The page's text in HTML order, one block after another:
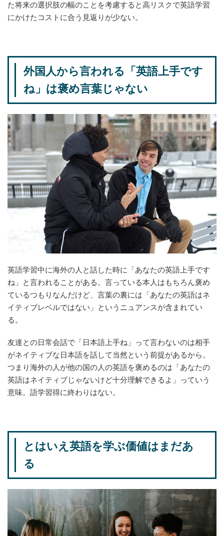
た将来の選択肢の幅のことを考慮すると高リスクで英語学習
にかけたコストに合う見返りが少ない。
外国人から言われる「英語上手です
ね」は褒め言葉じゃない
英語学習中に海外の人と話した時に「あなたの英語上手です
ね」と言われることがある。言っている本人はもちろん褒め
ているつもりなんだけど、言葉の裏には「あなたの英語はネ
イティブレベルではない」というニュアンスが含まれてい
る。
友達との日常会話で「日本語上手ね」って言わないのは相手
がネイティブな日本語を話して当然という前提があるから。
つまり海外の人が他の国の人の英語を褒めるのは「あなたの
英語はネイティブじゃないけど十分理解できるよ」っていう
意味。語学習得に終わりはない。
とはいえ英語を学ぶ価値はまだあ
る